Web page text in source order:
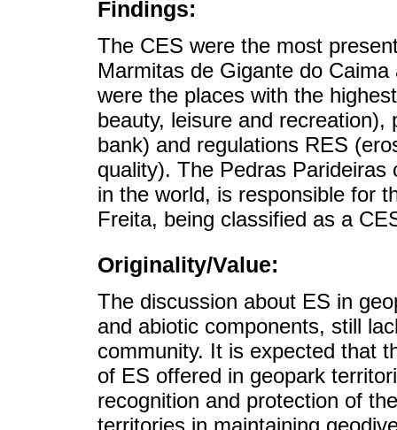
Findings:
The CES were the most
Marmitas de Gigante do
were the places with the
beauty, leisure and
bank) and regulations RES
quality). The Pedras
in the world, is responsible for
Freita, being classified as a
Originality/Value:
The discussion about ES in
and abiotic components, still
community. It is expected that
of ES offered in geopark
recognition and protection of